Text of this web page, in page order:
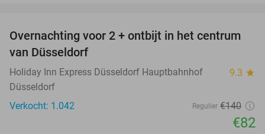
41%
Overnachting voor 2 + ontbijt in het centrum
van Düsseldorf
Holiday Inn Express Düsseldorf Hauptbahnhof 9.3 star
Düsseldorf
Verkocht: 1.042
Regulier €140
€82